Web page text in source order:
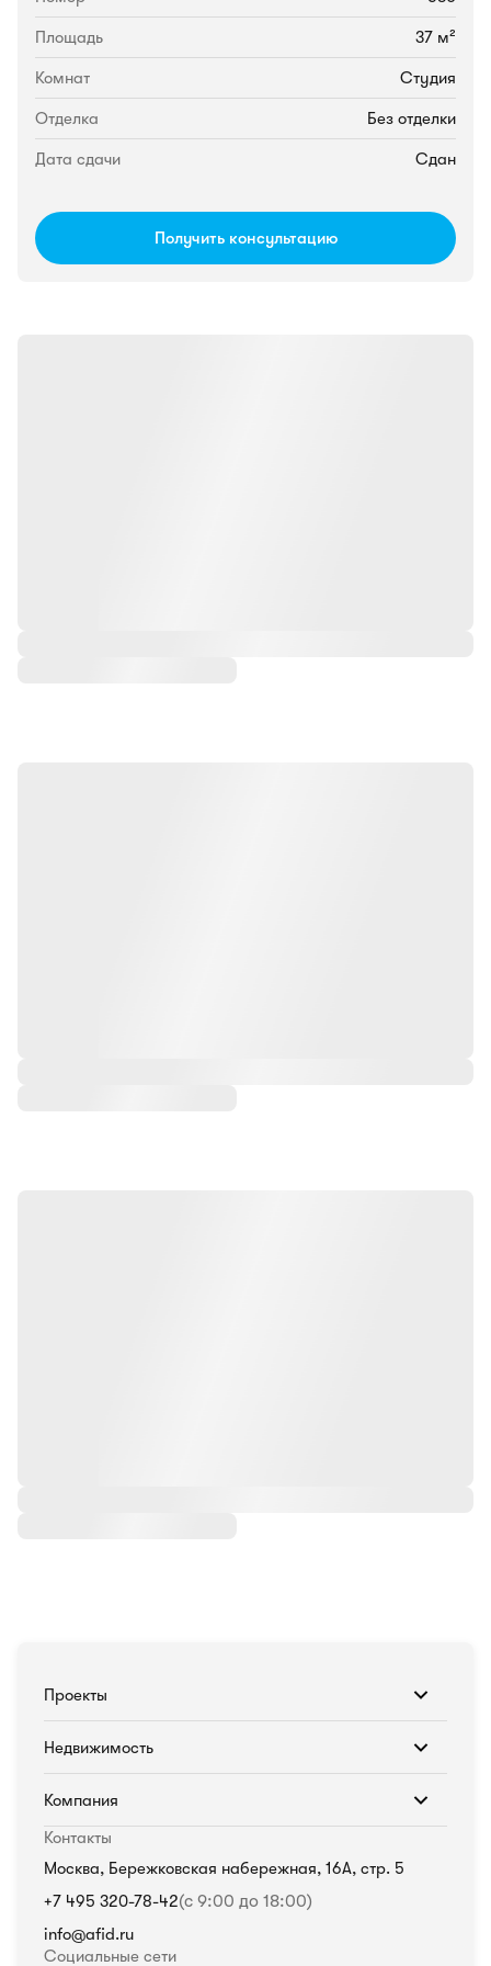
Площадь 37 м²
Комнат Студия
Отделка Без отделки
Дата сдачи Сдан
Получить консультацию
Проекты
Недвижимость
Компания
Контакты
Москва, Бережковская набережная, 16А, стр. 5
+7 495 320-78-42(с 9:00 до 18:00)
info@afid.ru
Социальные сети